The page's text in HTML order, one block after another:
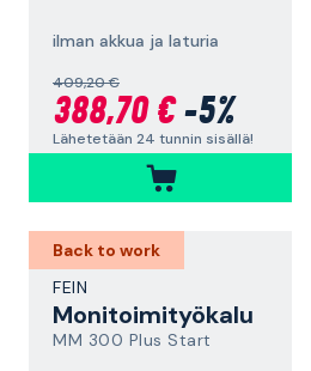
ilman akkua ja laturia
409,20 €
388,70 €-5%
Lähetetään 24 tunnin sisällä!
Back to work
FEIN
Monitoimityökalu
MM 300 Plus Start